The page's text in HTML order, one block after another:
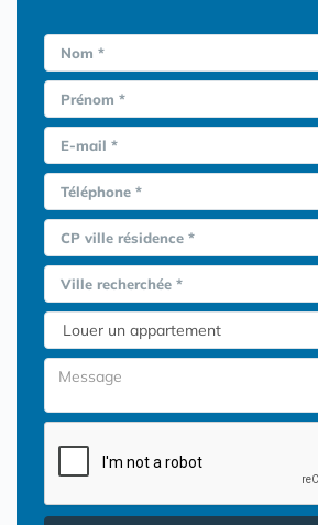
Nom *
Prénom *
E-mail *
Téléphone *
CP ville résidence *
Ville recherchée *